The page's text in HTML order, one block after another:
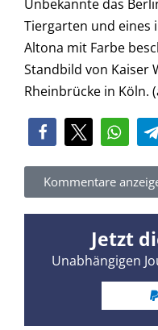
Unbekannte das
Tiergarten und eines
Altona mit Farbe
Standbild von Kaiser
Rheinbrücke in Köln.
Kommentare
Jetzt
Unabhängigen